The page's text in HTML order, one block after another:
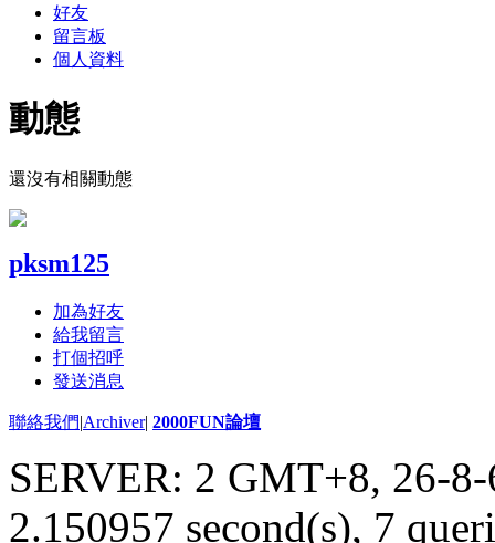
好友
留言板
個人資料
動態
還沒有相關動態
pksm125
加為好友
給我留言
打個招呼
發送消息
聯絡我們|Archiver| 2000FUN論壇
SERVER: 2 GMT+8, 26-
2.150957 second(s), 7